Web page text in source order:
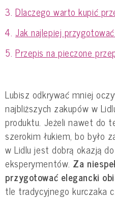
Dlaczego warto kupić
Jak najlepiej
Przepis na pieczone
Lubisz odkrywać mniej
najbliższych zakupów w
produktu. Jeżeli nawet do
szerokim łukiem, bo było
w Lidlu jest dobrą okazją
eksperymentów. Za
przygotować elegancki
tle tradycyjnego kurczaka